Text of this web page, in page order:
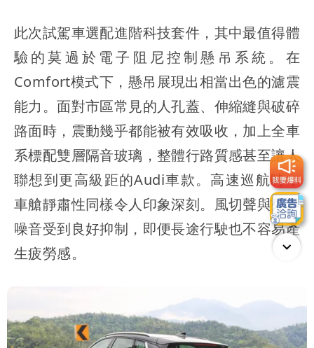
此次試駕車選配進階科技套件，其中最值得體
驗的莫過於電子阻尼控制懸吊系統。在
Comfort模式下，懸吊展現出相當出色的濾震
能力。面對市區常見的人孔蓋、伸縮縫與破碎
路面時，震動幾乎都能被有效吸收，加上全車
系標配雙層隔音玻璃，整體行路質感甚至讓人
聯想到更高級距的Audi車款。高速巡航時，
車艙靜肅性同樣令人印象深刻。風切聲與外界
噪音受到良好抑制，即便長途行駛也不容易產
生疲勞感。